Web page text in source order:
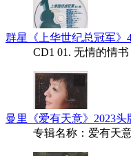
群星《上华世纪总冠军》
CD1 01. 无情的情
曼里《爱有天意》2023
专辑名称：爱有天